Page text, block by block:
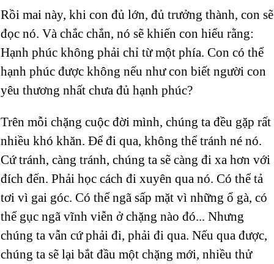
Rồi mai này, khi con đủ lớn, đủ trưởng thành, con sẽ
đọc nó. Và chắc chắn, nó sẽ khiến con hiểu rằng:
Hạnh phúc không phải chỉ từ một phía. Con có thể
hạnh phúc được không nếu như con biết người con
yêu thương nhất chưa đủ hạnh phúc?
Trên mỗi chặng cuộc đời mình, chúng ta đều gặp rất
nhiều khó khăn. Để đi qua, không thể tránh né nó.
Cứ tránh, càng tránh, chúng ta sẽ càng đi xa hơn với
đích đến. Phải học cách đi xuyên qua nó. Có thể tả
tơi vì gai góc. Có thể ngã sấp mặt vì những ổ gà, có
thể gục ngã vĩnh viễn ở chặng nào đó... Nhưng
chúng ta vẫn cứ phải đi, phải đi qua. Nếu qua được,
chúng ta sẽ lại bắt đầu một chặng mới, nhiều thử